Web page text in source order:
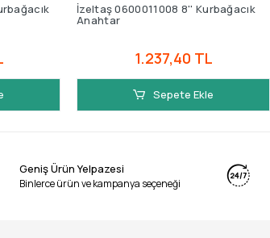
İzeltaş 0600011008 8'' Kurbağacık
Anahtar
1.237,40 TL
Sepete Ekle
Geniş Ürün Yelpazesi
Binlerce ürün ve kampanya seçeneği